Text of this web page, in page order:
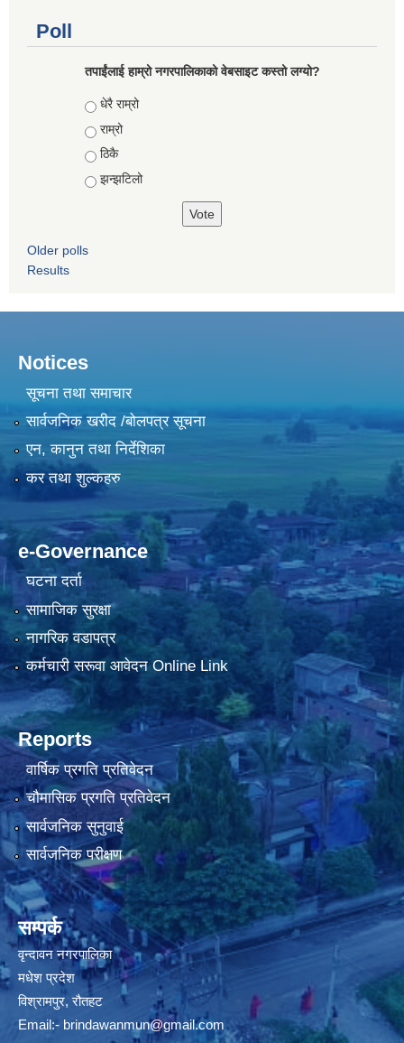
Poll
तपाईंलाई हाम्रो नगरपालिकाको वेबसाइट कस्तो लग्यो?
Choices
धेरै राम्रो
राम्रो
ठिकै
झन्झटिलो
Older polls
Results
Notices
सूचना तथा समाचार
सार्वजनिक खरीद /बोलपत्र सूचना
एन, कानुन तथा निर्देशिका
कर तथा शुल्कहरु
e-Governance
घटना दर्ता
सामाजिक सुरक्षा
नागरिक वडापत्र
कर्मचारी सरूवा आवेदन Online Link
Reports
वार्षिक प्रगति प्रतिवेदन
चौमासिक प्रगति प्रतिवेदन
सार्वजनिक सुनुवाई
सार्वजनिक परीक्षण
सम्पर्क
वृन्दावन नगरपालिका
मधेश प्रदेश
विश्रामपुर, रौतहट
Email:- brindawanmun@gmail.com